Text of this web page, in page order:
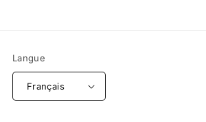
Langue
Français